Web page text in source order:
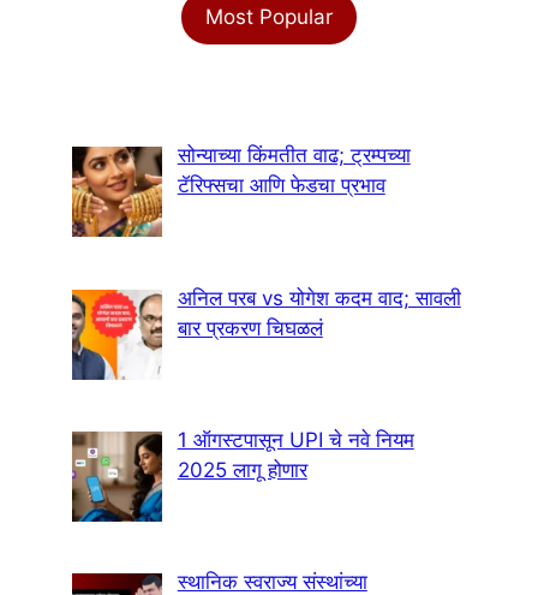
Most Popular
सोन्याच्या किंमतीत वाढ; ट्रम्पच्या
टॅरिफ्सचा आणि फेडचा प्रभाव
अनिल परब vs योगेश कदम वाद; सावली
बार प्रकरण चिघळलं
1 ऑगस्टपासून UPI चे नवे नियम
2025 लागू होणार
स्थानिक स्वराज्य संस्थांच्या